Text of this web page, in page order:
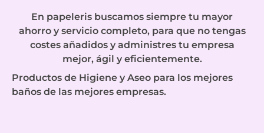
En papeleris buscamos siempre tu mayor
ahorro y servicio completo, para que no tengas
costes añadidos y administres tu empresa
mejor, ágil y eficientemente.
Productos de Higiene y Aseo para los mejores
baños de las mejores empresas.